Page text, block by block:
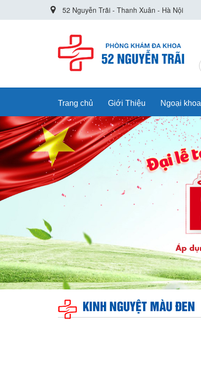
52 Nguyễn Trãi - Thanh Xuân - Hà Nội
Trang chủ Giới Thiệu Ngoại khoa
KINH NGUYỆT MÀU ĐEN